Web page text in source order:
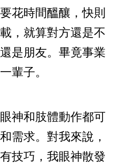
花時間醞釀，快則
，就算對方還是不
是朋友。畢竟事業
輩子。
神和肢體動作都可
需求。對我來說，
技巧，我眼神散發